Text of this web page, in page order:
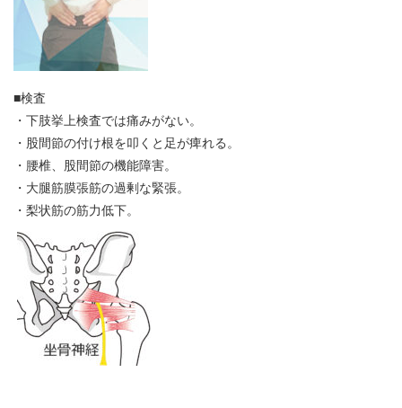
■検査
・下肢挙上検査では痛みがない。
・股間節の付け根を叩くと足が痺れる。
・腰椎、股間節の機能障害。
・大腿筋膜張筋の過剰な緊張。
・梨状筋の筋力低下。